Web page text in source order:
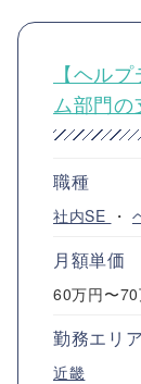
【ヘル
ム部門の
職種
社内SE ・
月額単価
60万円〜
勤務エリア
近畿